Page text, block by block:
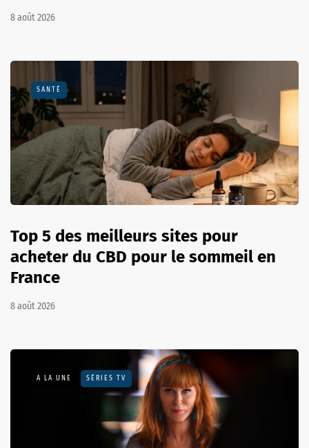
8 août 2026
SANTÉ
Top 5 des meilleurs sites pour
acheter du CBD pour le sommeil en
France
8 août 2026
A LA UNE SÉRIES TV